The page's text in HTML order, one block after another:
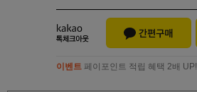
이벤트 페이포인트 적립 혜택 2배 UP!